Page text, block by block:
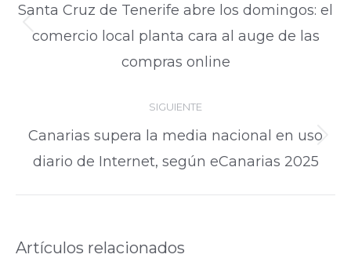
publicaciones
Publicación
anterior:
Santa Cruz de Tenerife abre los domingos: el
comercio local planta cara al auge de las
compras online
SIGUIENTE
siguiente:
Canarias supera la media nacional en uso
diario de Internet, según eCanarias 2025
Artículos relacionados